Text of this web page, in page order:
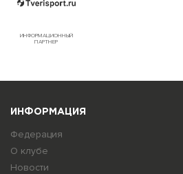
ИНФОРМАЦИОННЫЙ
ПАРТНЕР
ИНФОРМАЦИЯ
Федерация
О клубе
Новости